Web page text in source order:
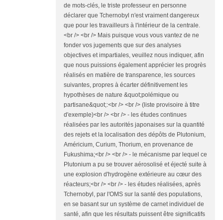
de mots-clés, le triste professeur en personne
déclarer que Tchernobyl n'est vraiment dangereux
que pour les travailleurs à l'intérieur de la centrale.
<br /> <br /> Mais puisque vous vous vantez de ne
fonder vos jugements que sur des analyses
objectives et impartiales, veuillez nous indiquer, afin
que nous puissions également apprécier les progrès
réalisés en matière de transparence, les sources
suivantes, propres à écarter définitivement les
hypothèses de nature &quot;polémique ou
partisane&quot;:<br /> <br /> (liste provisoire à titre
d'exemple)<br /> <br /> - les études continues
réalisées par les autorités japonaises sur la quantité
des rejets et la localisation des dépôts de Plutonium,
Américium, Curium, Thorium, en provenance de
Fukushima;<br /> <br /> - le mécanisme par lequel ce
Plutonium a pu se trouver aérosolisé et éjecté suite à
une explosion d'hydrogène extérieure au cœur des
réacteurs;<br /> <br /> - les études réalisées, après
Tchernobyl, par l'OMS sur la santé des populations,
en se basant sur un système de carnet individuel de
santé, afin que les résultats puissent être significatifs